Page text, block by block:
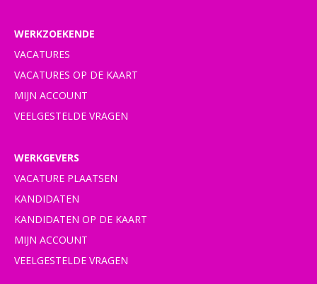
WERKZOEKENDE
VACATURES
VACATURES OP DE KAART
MIJN ACCOUNT
VEELGESTELDE VRAGEN
WERKGEVERS
VACATURE PLAATSEN
KANDIDATEN
KANDIDATEN OP DE KAART
MIJN ACCOUNT
VEELGESTELDE VRAGEN